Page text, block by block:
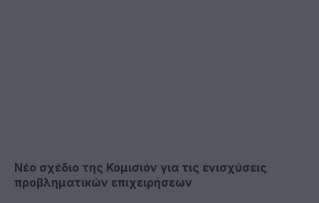
Νέο σχέδιο της Κομισιόν για τις ενισχύσεις
προβληματικών επιχειρήσεων